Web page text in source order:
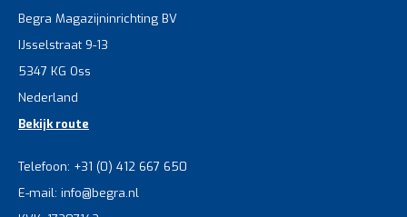
Begra Magazijninrichting BV
IJsselstraat 9-13
5347 KG Oss
Nederland
Bekijk route
Telefoon: +31 (0) 412 667 650
E-mail: info@begra.nl